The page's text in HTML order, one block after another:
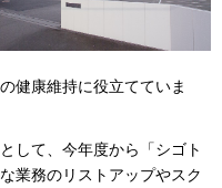
健康維持に役立てていま
して、今年度から「シゴト
業務のリストアップやスク